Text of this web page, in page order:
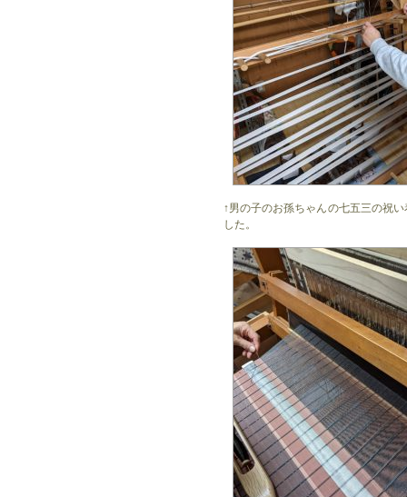
↑男の子のお孫ちゃんの七五三の祝
した。